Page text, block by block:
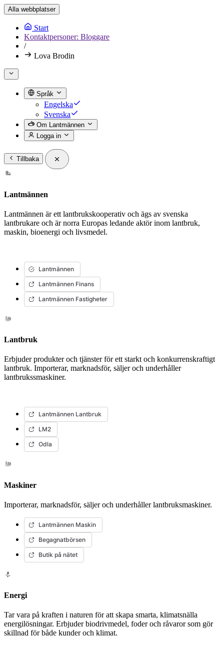
Alla webbplatser
Start
Kontaktpersoner: Bloggare
/
Lova Brodin
Språk
Engelska
Svenska
Om Lantmännen
Logga in
Tillbaka
Lantmännen
Lantmännen är ett lantbrukskooperativ och ägs av svenska
lantbrukare och är norra Europas ledande aktör inom lantbruk,
maskin, bioenergi och livsmedel.
Lantmännen
Lantmännen Finans
Lantmännen Fastigheter
Lantbruk
Erbjuder produkter och tjänster för ett starkt och konkurrenskraftigt
lantbruk. Importerar, marknadsför, säljer och underhåller
lantbrukssmaskiner.
Lantmännen Lantbruk
LM2
Odla
Maskiner
Importerar, marknadsför, säljer och underhåller lantbruksmaskiner.
Lantmännen Maskin
Begagnatbörsen
Butik på nätet
Energi
Tar vara på kraften i naturen för att skapa smarta, klimatsnälla
energilösningar. Erbjuder biodrivmedel, foder och råvaror som gör
skillnad för både kunder och klimat.